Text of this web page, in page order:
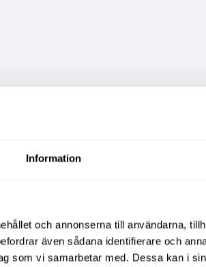
Information
och annonserna till användarna,
även sådana identifierare och
som vi samarbetar med. Dessa kan i